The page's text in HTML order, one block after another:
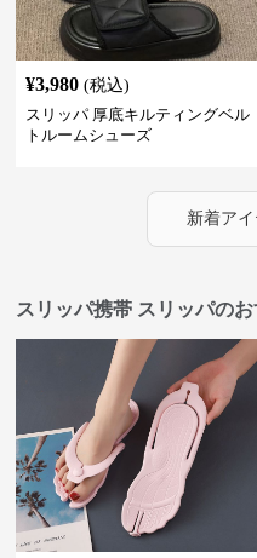
¥3,980 (税込)
スリッパ 厚底キルティングベル
トルームシューズ
新着ア
スリッパ携帯 スリッパの